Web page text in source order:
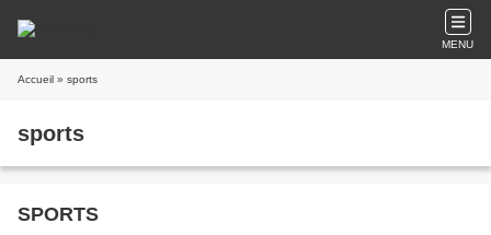
MENU
Accueil » sports
sports
SPORTS